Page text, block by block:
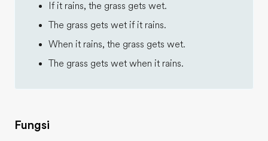
If it rains, the grass gets wet.
The grass gets wet if it rains.
When it rains, the grass gets wet.
The grass gets wet when it rains.
Fungsi